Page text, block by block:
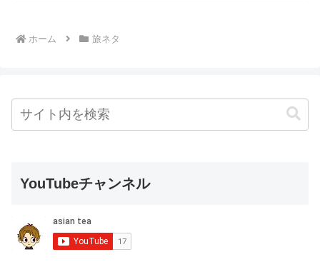
ホーム 旅ネタ
YouTubeチャンネル